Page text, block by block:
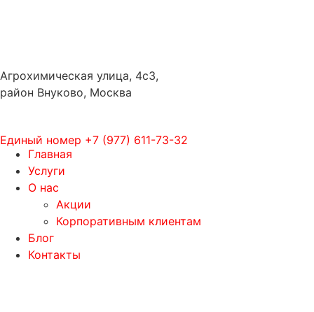
Агрохимическая улица, 4с3,
район Внуково, Москва
Единый номер +7 (977) 611-73-32
Главная
Услуги
О нас
Акции
Корпоративным клиентам
Блог
Контакты